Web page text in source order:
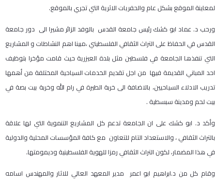
لمعاينة الموقع بشكل عام والحفريات الاثرية التي تجري بالموقع.
ورحب د. عماد ابو كشك رئيس جامعة القدس بالوفد الزائر مشيرا الى دور جامعة
القدس في الحفاظ على التراث الثقافي الفلسطيني ،مبينا اهم النشاطات و المشاريع
التي تنفذها الجامعة في فلسطين مثل بلدة العيزرية حيث قامت مؤخرا بتوظيف
احد المباني القديمة فيها من اجل تقديم الخدمات السياحية المختلفة من أهمها
تدريب الادلاء السياحيين، بالاضافة الى خربة الطيرة في رام الله وخربة بيت بصة في
بيت لحم ومدينة سبسطية .
وأكد د. ابو كشك على ان الجامعة تدعم كل المشاريع التنموية التي لها علاقة
بالتراث الثقافي ، والاستعداد التام للتعاون مع كافة المؤسسات المحلية والدولية
في هذا المضمار، لكون التراث الثقافي رمزا للهوية الفلسطينية وديمومتها.
وقام كل من د.ابراهيم ابو اعمر مدير المعهد العالي للاثار والمهندس اسامه